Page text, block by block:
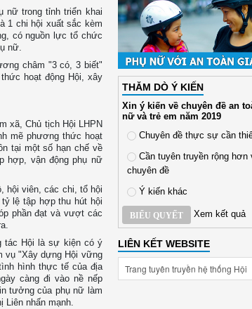
nữ trong tỉnh triển khai
1 chi hội xuất sắc kèm
có nguồn lực tổ chức
nữ.
châm "3 có, 3 biết"
hoạt động Hội, xây
xã, Chủ tịch Hội LHPN
mẽ phương thức hoạt
tại một số hạn chế về
hợp, vận động phụ nữ
hội viên, các chi, tổ hội
lệ tập hợp thu hút hội
phần đạt và vượt các
tác Hội là sự kiện có ý
vụ "Xây dựng Hội vững
hình thực tế của địa
càng đi vào nề nếp
tưởng của phụ nữ làm
Liên nhấn mạnh.
THĂM DÒ Ý KIẾN
Xin ý kiến về chuyên đề an
nữ và trẻ em năm 2019
Chuyên đề thực sự cần
Cần tuyên truyền rộng hơn
chuyên đề
Ý kiến khác
BIỂU QUYẾT Xem kết quả
LIÊN KẾT WEBSITE